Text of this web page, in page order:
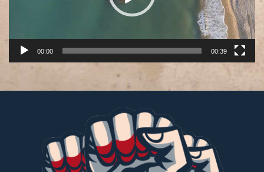
00:00 00:39